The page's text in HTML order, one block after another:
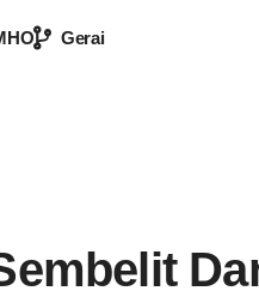
Gerai